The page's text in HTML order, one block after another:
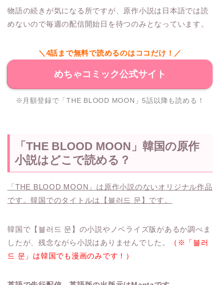
物語の続きが気になる所ですが、原作小説は日本語では読
めないので毎週の配信開始日を待つのみとなっています。
＼4話まで無料で読めるのはココだけ！／
めちゃコミック公式サイト
※月額登録で「THE BLOOD MOON」5話以降も読める！
「THE BLOOD MOON」韓国の原作
小説はどこで読める？
「THE BLOOD MOON」は原作小説のないオリジナル作品
です。韓国でのタイトルは【블러드 문】です。
韓国で【블러드 문】の小説やノベライズ版があるか調べま
したが、残念ながら小説はありませんでした。
（※「블러
드 문」は韓国でも漫画のみです！）